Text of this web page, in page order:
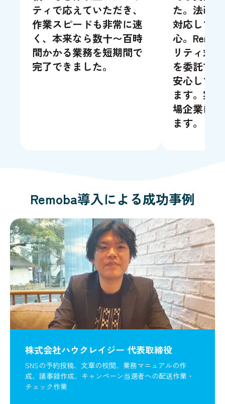
ティで応えていただき、
作業スピードも非常に速
く、本来なら数十〜百時
間かかる業務を短期間で
完了できました。
た。法改
対応して
心。
リティ対
を委託す
安心して
ます。実
場企業に
ます。
Remoba導入による成功事例
株式会社ハウクレイジー 代表取締役
SNSの予約投稿、文章の校閲、業務マニュアルの作
成、議事録作成、キャンペーン当選者への配送作業・
チェック作業